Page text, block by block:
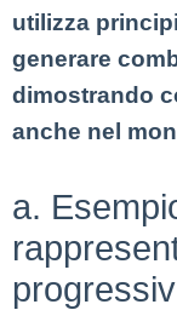
utilizza
generare
dimostrando
anche nel
a.